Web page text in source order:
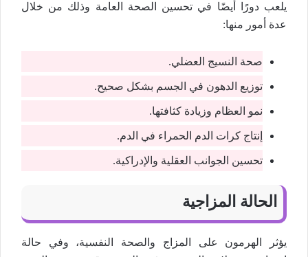
يلعب دورًا أيضًا في تحسين الصحة العامة وذلك من خلال
عدة أمور منها:
صحة النسيج العضلي.
توزيع الدهون في الجسم بشكل صحيح.
نمو العظام وزيادة كثافتها.
إنتاج كرات الدم الحمراء في الدم.
تحسين الجوانب العقلية والإدراكية.
الحالة المزاجية
يؤثر الهرمون على المزاج والصحة النفسية، وفي حالة